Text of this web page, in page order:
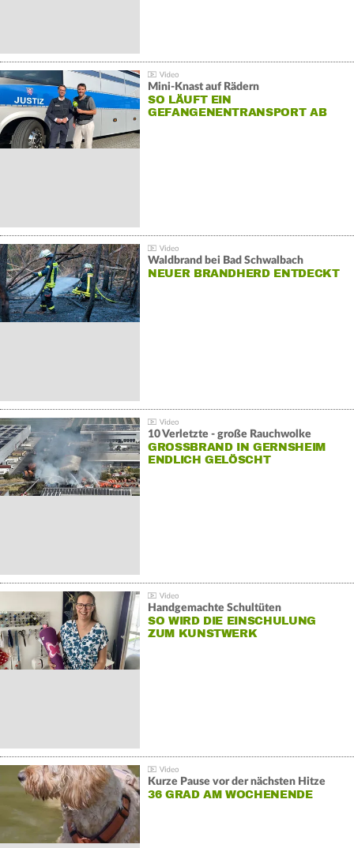
Mini-Knast auf Rädern
SO LÄUFT EIN
GEFANGENENTRANSPORT AB
Waldbrand bei Bad Schwalbach
NEUER BRANDHERD ENTDECKT
10 Verletzte - große Rauchwolke
GROSSBRAND IN GERNSHEIM E
NDLICH GELÖSCHT
Handgemachte Schultüten
SO WIRD DIE EINSCHULUNG
ZUM KUNSTWERK
Kurze Pause vor der nächsten Hitze
36 GRAD AM WOCHENENDE